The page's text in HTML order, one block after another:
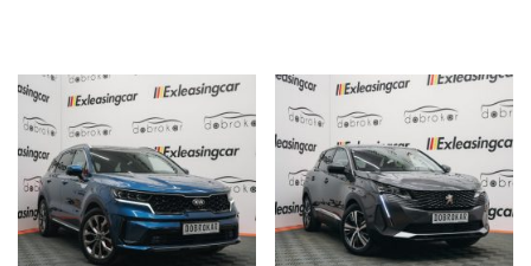
Toyota(1)
Volkswagen(1)
Volvo(2)
Xiaomi Auto SU7 Ultra
(1)
-
Пробіг